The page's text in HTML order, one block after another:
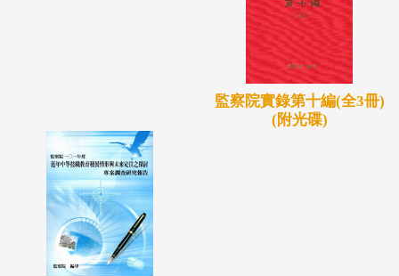
監察院實錄第十編(全3冊)
(附光碟)